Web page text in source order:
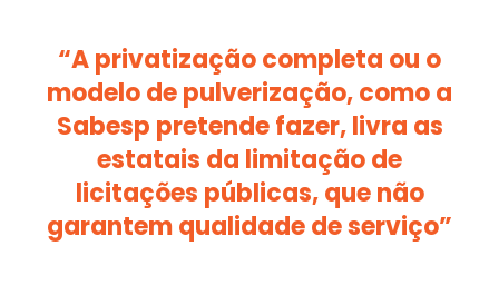
“A privatização completa ou o
modelo de pulverização, como a
Sabesp pretende fazer, livra as
estatais da limitação de
licitações públicas, que não
garantem qualidade de serviço”